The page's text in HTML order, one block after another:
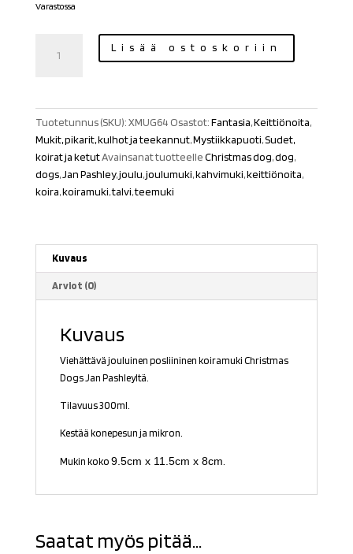
Varastossa
Christmas
Lisää ostoskoriin
Tuotetunnus (SKU):XMUG64 Osastot:Fantasia,Keittiönoita,
Mukit, pikarit, kulhot ja teekannut,Mystiikkapuoti,Sudet,
koirat ja ketutAvainsanat tuotteelleChristmas dog,dog,
dogs,Jan Pashley,joulu,joulumuki,kahvimuki,keittiönoita,
koira,koiramuki,talvi,teemuki
Kuvaus
Arviot (0)
Kuvaus
Viehättävä jouluinen posliininen koiramuki Christmas
Dogs Jan Pashleyltä.
Tilavuus 300ml.
Kestää konepesun ja mikron.
Mukin koko 9.5cm x 11.5cm x 8cm.
Saatat myös pitää...